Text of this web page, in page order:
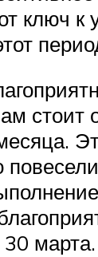
ключ к
стоит
марта.